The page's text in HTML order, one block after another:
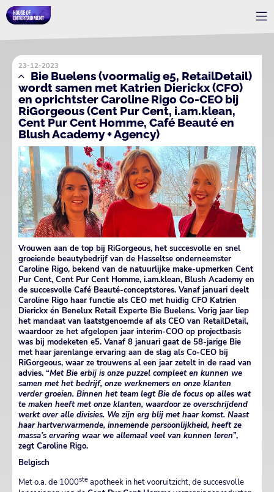
23-12-2023
Bie Buelens (voormalig e5, RetailDetail)
wordt samen met Katrien Dierickx (CFO)
en oprichtster Caroline Rigo Co-CEO bij
RiGorgeous (Cent Pur Cent, i.am.klean,
Cent Pur Cent Homme, Café Beauté en
Blush Academy + Agency)
Vrouwen aan de top bij RiGorgeous, het succesvolle en snel
groeiende beautybedrijf van de Hasseltse onderneemster
Caroline Rigo, bekend van de natuurlijke make-upmerken Cent
Pur Cent, Cent Pur Cent Homme, i.am.klean, Blush Academy en
de succesvolle Café Beauté-conceptstores. Vanaf januari deelt
Caroline Rigo haar functie als CEO met huidig CFO Katrien
Dierickx én Benelux Retail Experte Bie Buelens. Vorig jaar liep
het mandaat van laatstgenoemde af als CEO van RetailDetail,
waardoor ze het afgelopen jaar interim-COO op projectbasis
was bij modeketen e5. Vanaf 8 januari gaat de 58-jarige Bie
met haar jarenlange ervaring aan de slag als Co-CEO bij
RiGorgeous, waar ze trouwens al een jaar zetelt in de raad van
advies. “Met Bie erbij is onze puzzel compleet en kunnen we
samen met het bedrijf, onze werknemers en onze klanten
verder groeien. Binnen het team legt Bie de focus op alles wat
te maken heeft met onze klanten, waardoor ze overschrijdend
werkt over alle divisies. We zijn erg blij met haar komst. Naast
haar hartverwarmende, innemende persoonlijkheid, heeft ze
massa’s ervaring waar we allemaal veel van kunnen leren”,
zegt Caroline Rigo.
Belgisch
Met o.a. de 1000ste apotheek in het vooruitzicht, de succesvolle